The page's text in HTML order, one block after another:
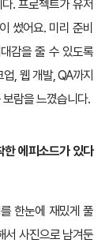
. 프로젝트가 유저
썼어요. 미리 준비
감을 줄 수 있도록
, 웹 개발, QA까지
람을 느꼈습니다.
한 에피소드가 있다
한눈에 재밌게 풀
서 사진으로 남겨둔